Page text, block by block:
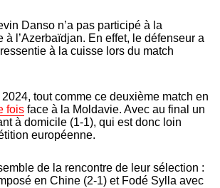
Danso n’a pas participé à la
l’Azerbaïdjan. En effet, le défenseur a
à la cuisse lors du match
tout comme ce deuxième match en
fois face à la Moldavie. Avec au final un
à domicile (1-1), qui est donc loin
européenne.
de la rencontre de leur sélection :
en Chine (2-1) et Fodé Sylla avec